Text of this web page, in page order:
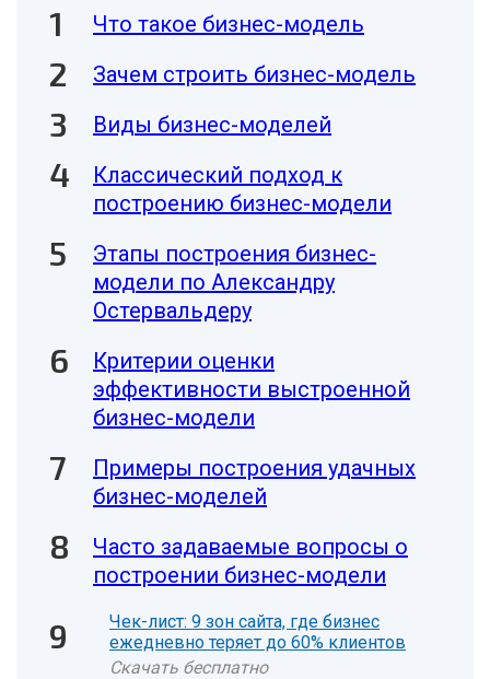
Что такое бизнес-модель
Зачем строить бизнес-модель
Виды бизнес-моделей
Классический подход к
построению бизнес-модели
Этапы построения бизнес-
модели по Александру
Остервальдеру
Критерии оценки
эффективности выстроенной
бизнес-модели
Примеры построения удачных
бизнес-моделей
Часто задаваемые вопросы о
построении бизнес-модели
Чек-лист: 9 зон сайта, где бизнес
ежедневно теряет до 60% клиентов
Скачать бесплатно